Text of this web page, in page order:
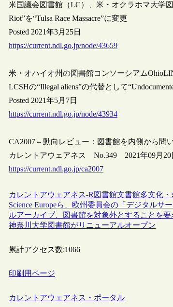
米国議会図書館（LC）、米・オクラホマ大学
Riot”を“Tulsa Race Massacre”に変更
Posted 2021年3月25日
https://current.ndl.go.jp/node/43659
米・オハイオ州の図書館コンソーシアム
LCSHの“Illegal aliens”の代替として
Posted 2021年5月7日
https://current.ndl.go.jp/node/43934
CA2007 – 動向レビュー：図書館を内側から
カレントアウェアネス No.349 2021年09月20
https://current.ndl.go.jp/ca2007
カレントアウェアネス-R 図書館文書館多文化・
Science Europeら、欧州委員会の「デジタル
ルアーカイブ、図書館を対象外とすることを要
神奈川大学図書館がリニューアルオープン
累計アクセス数:1066
印刷用ページ
カレントアウェアネス・ポータル